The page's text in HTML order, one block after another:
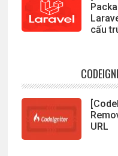
cấu
URL